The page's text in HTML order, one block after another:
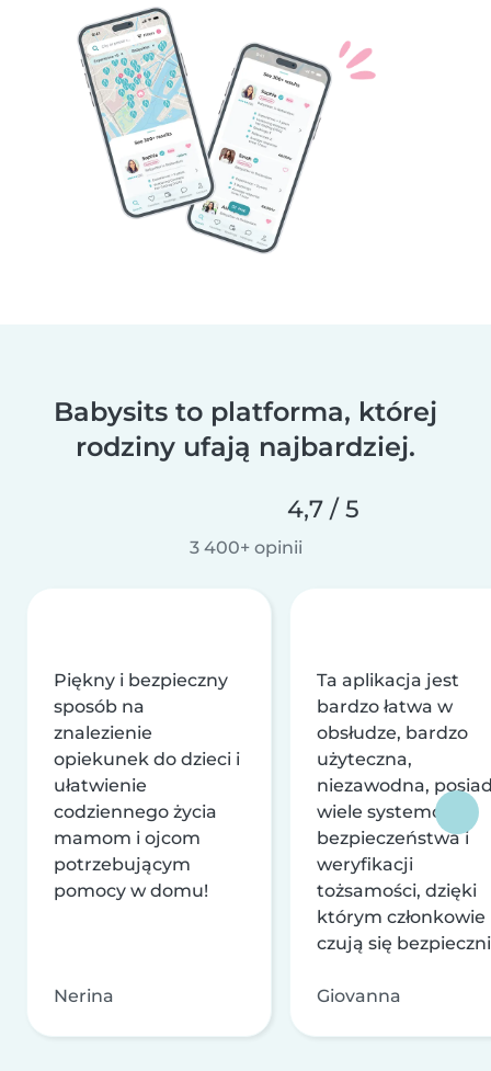
Babysits to platforma, której
rodziny ufają najbardziej.
4,7 / 5
3 400+ opinii
Piękny i bezpieczny
sposób na
znalezienie
opiekunek do dzieci i
ułatwienie
codziennego życia
mamom i ojcom
potrzebującym
pomocy w domu!
Nerina
Ta aplikacja jest
bardzo łatwa w
obsłudze, bardzo
użyteczna,
niezawodna,
wiele systemów
bezpieczeństwa i
weryfikacji
tożsamości, dzięki
którym członkowie
czują się
Giovanna